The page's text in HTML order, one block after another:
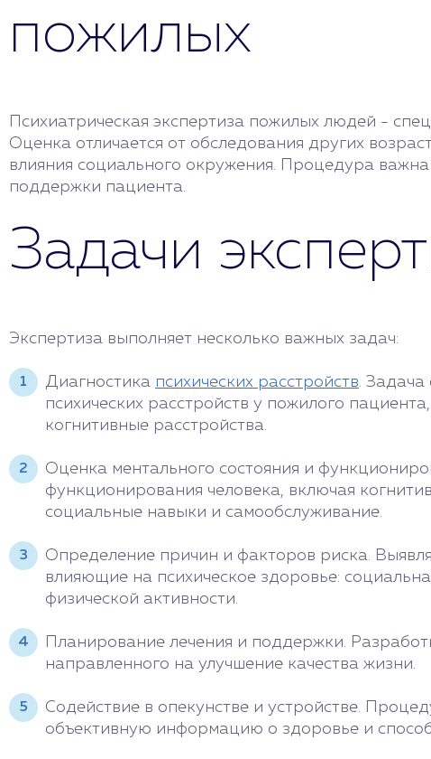
пожилых
Психиатрическая экспертиза пожилых людей -
Оценка отличается от обследования других
влияния социального окружения. Процедура
поддержки пациента.
Задачи
Экспертиза выполняет несколько важных задач:
Диагностика психических расстройств. Задача
психических расстройств у пожилого
когнитивные расстройства.
Оценка ментального состояния и
функционирования человека, включая
социальные навыки и самообслуживание.
Определение причин и факторов риска.
влияющие на психическое здоровье:
физической активности.
Планирование лечения и поддержки.
направленного на улучшение качества жизни.
Содействие в опекунстве и устройстве.
объективную информацию о здоровье и